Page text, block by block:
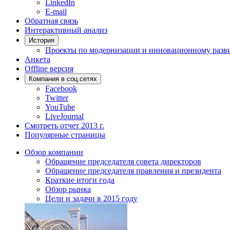
LinkedIn
E-mail
Обратная связь
Интерактивный анализ
История
Проекты по модернизации и инновационному
Анкета
Offline версия
Компания в соц.сетях
Facebook
Twitter
YouTube
LiveJournal
Смотреть отчет 2013 г.
Популярные страницы
Обзор компании
Обращение председателя совета директоров
Обращение председателя правления и президента
Краткие итоги года
Обзор рынка
Цели и задачи в 2015 году